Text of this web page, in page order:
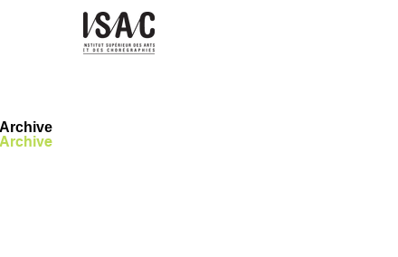
Archive
Archive